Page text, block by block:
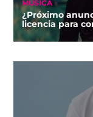
MÚSICA
¿Próximo
licencia para